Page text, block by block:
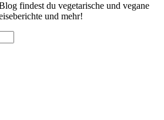
findest du vegetarische und vegane
und mehr!